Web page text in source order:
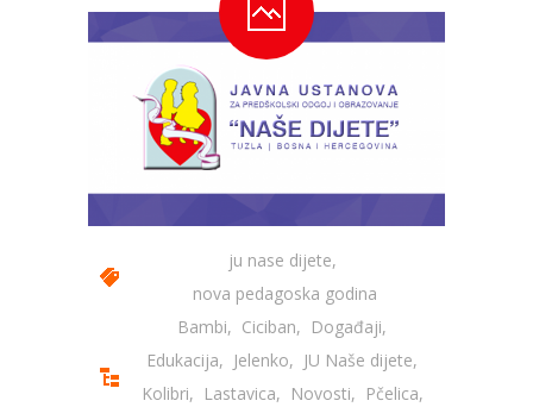
ju nase dijete,
nova pedagoska godina
Bambi, Ciciban, Događaji,
Edukacija, Jelenko, JU Naše dijete,
Kolibri, Lastavica, Novosti, Pčelica,